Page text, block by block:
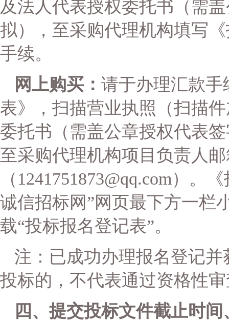
及法人代表授权委托书（需
拟），至采购代理机构填写
手续。
网上购买 ： 请于办理汇款
表》，扫描营业执照（扫描
委托书（需盖公章授权代表
至采购代理机构项目负责人
（ 1241751873@qq.com）。
诚信招标网”网页最下方一栏
载“投标报名登记表”。
注：已成功办理报名登记并
投标的，不代表通过资格性
四、提交投标文件截止时间